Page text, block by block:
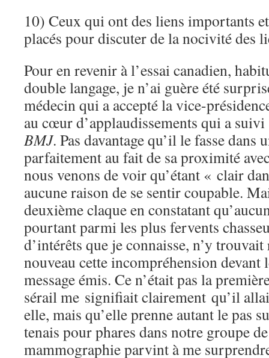
10) Ceux qui ont des liens importants
placés pour discuter de la nocivité des
Pour en revenir à l’essai canadien,
double langage, je n’ai guère été
médecin qui a accepté la vice-
au cœur d’applaudissements qui a
BMJ. Pas davantage qu’il le fasse dans
parfaitement au fait de sa proximité
nous venons de voir qu’étant « clair
aucune raison de se sentir coupable.
deuxième claque en constatant
pourtant parmi les plus fervents
d’intérêts que je connaisse, n’y
nouveau cette incompréhension devant
message émis. Ce n’était pas la
sérail me signifiait clairement qu’il
elle, mais qu’elle prenne autant le pas
tenais pour phares dans notre groupe
mammographie parvint à me